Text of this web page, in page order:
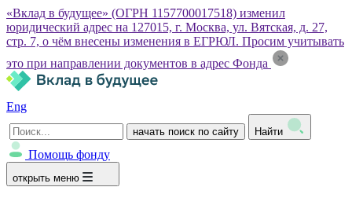
«Вклад в будущее» (ОГРН 1157700017518) изменил
юридический адрес на 127015, г. Москва, ул. Вятская, д. 27,
стр. 7, о чём внесены изменения в ЕГРЮЛ. Просим учитывать
это при направлении документов в адрес Фонда
Eng
начать поиск по сайту Найти
Помощь фонду
открыть меню